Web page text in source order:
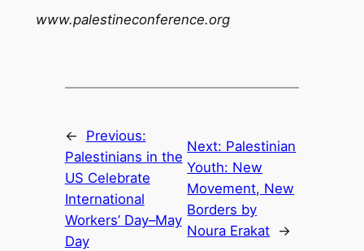
www.palestineconference.org
←
Previous:
Palestinians in the
US Celebrate
International
Workers’ Day–May
Day
Next: Palestinian
Youth: New
Movement, New
Borders by
Noura Erakat →